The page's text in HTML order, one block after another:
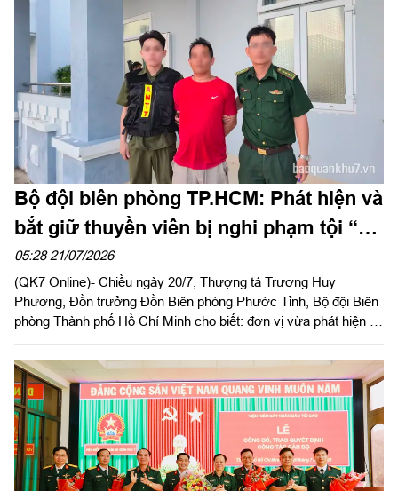
Bộ đội biên phòng TP.HCM: Phát hiện và
bắt giữ thuyền viên bị nghi phạm tội “cố
ý gây thương tích”
05:28 21/07/2026
(QK7 Online)- Chiều ngày 20/7, Thượng tá Trương Huy
Phương, Đồn trưởng Đồn Biên phòng Phước Tỉnh, Bộ đội Biên
phòng Thành phố Hồ Chí Minh cho biết: đơn vị vừa phát hiện và
HKTT: xã Long Hải, thành phố Hồ Chí Minh đang làm việc trên
tàu cá BV 950xx TS) là người có Quyết định truy tìm người của
Cơ quan Cảnh sát điều tra Công an Thành phố Hồ Chí Minh bị
nghi thực hiện phạm tội “Cố ý gây thương tích”.